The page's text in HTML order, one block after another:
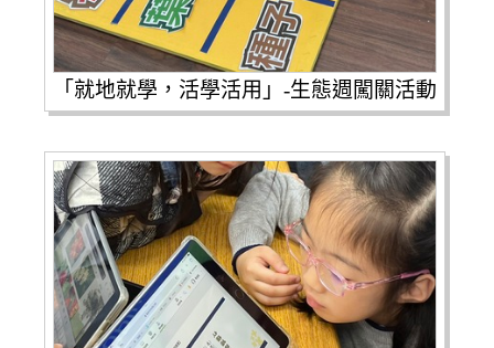
「就地就學，活學活用」-生態週闖關活動